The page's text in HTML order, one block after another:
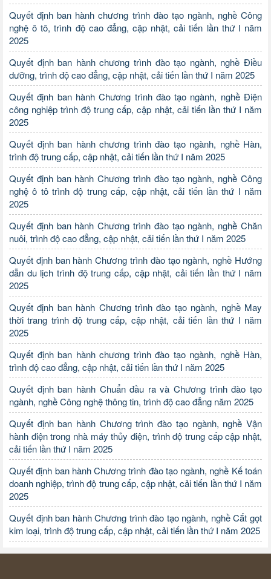
Quyết định ban hành chương trình đào tạo ngành, nghề Công
nghệ ô tô, trình độ cao đẳng, cập nhật, cải tiến lần thứ I năm
2025
Quyết định ban hành chương trình đào tạo ngành, nghề Điều
dưỡng, trình độ cao đẳng, cập nhật, cải tiến lần thứ I năm 2025
Quyết định ban hành Chương trình đào tạo ngành, nghề Điện
công nghiệp trình độ trung cấp, cập nhật, cải tiến lần thứ I năm
2025
Quyết định ban hành chương trình đào tạo ngành, nghề Hàn,
trình độ trung cấp, cập nhật, cải tiến lần thứ I năm 2025
Quyết định ban hành Chương trình đào tạo ngành, nghề Công
nghệ ô tô trình độ trung cấp, cập nhật, cải tiến lần thứ I năm
2025
Quyết định ban hành Chương trình đào tạo ngành, nghề Chăn
nuôi, trình độ cao đẳng, cập nhật, cải tiến lần thứ I năm 2025
Quyết định ban hành Chương trình đào tạo ngành, nghề Hướng
dẫn du lịch trình độ trung cấp, cập nhật, cải tiến lần thứ I năm
2025
Quyết định ban hành Chương trình đào tạo ngành, nghề May
thời trang trình độ trung cấp, cập nhật, cải tiến lần thứ I năm
2025
Quyết định ban hành chương trình đào tạo ngành, nghề Hàn,
trình độ cao đẳng, cập nhật, cải tiến lần thứ I năm 2025
Quyết định ban hành Chuẩn đầu ra và Chương trình đào tạo
ngành, nghề Công nghệ thông tin, trình độ cao đẳng năm 2025
Quyết định ban hành Chương trình đào tạo ngành, nghề Vận
hành điện trong nhà máy thủy điện, trình độ trung cấp cập nhật,
cải tiến lần thứ I năm 2025
Quyết định ban hành Chương trình đào tạo ngành, nghề Kế toán
doanh nghiệp, trình độ trung cấp, cập nhật, cải tiến lần thứ I năm
2025
Quyết định ban hành Chương trình đào tạo ngành, nghề Cắt gọt
kim loại, trình độ trung cấp, cập nhật, cải tiến lần thứ I năm 2025